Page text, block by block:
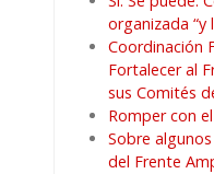
organizada
Coordinación
Fortalecer al
sus Comités
Romper con
Sobre
del Frente